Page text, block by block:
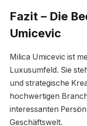
Fazit – Die
Umicevic
Milica Umicevic ist
Luxusumfeld. Sie
und strategische
hochwertigen
interessanten
Geschäftswelt.